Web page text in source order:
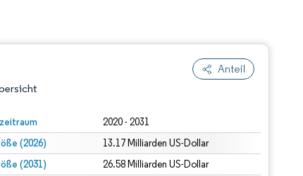
Anteil
2020 - 2031
(2026) 13.17 Milliarden US-Dollar
(2031) 26.58 Milliarden US-Dollar